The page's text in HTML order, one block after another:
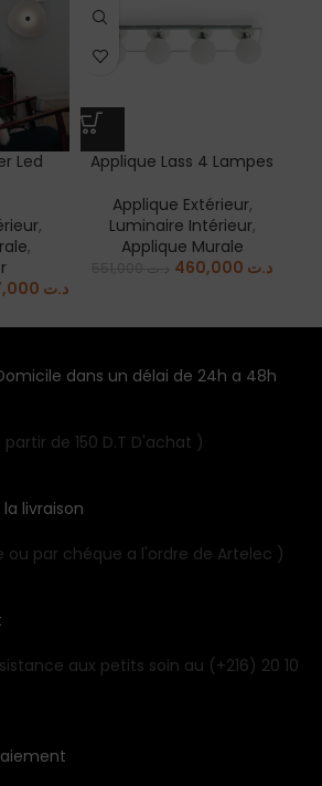
Led
,
,
د.ت
Applique Lass 4 Lampes
Applique Extérieur,
Luminaire Intérieur,
Applique Murale
د.ت
dans un délai de 24h a 48h
de 150 D.T D'achat )
livraison
ou par chéque a l'ordre de Artelec )
aux petits soin au (+216) 20 10